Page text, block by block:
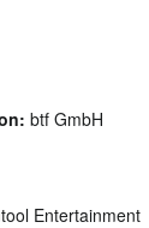
btf GmbH
Entertainment